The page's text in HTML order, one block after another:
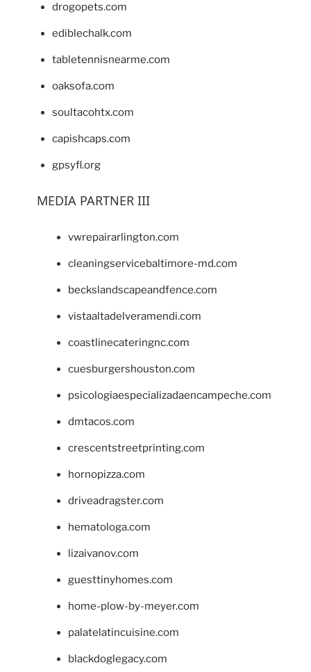
drogopets.com
ediblechalk.com
tabletennisnearme.com
oaksofa.com
soultacohtx.com
capishcaps.com
gpsyfl.org
MEDIA PARTNER III
vwrepairarlington.com
cleaningservicebaltimore-md.com
beckslandscapeandfence.com
vistaaltadelveramendi.com
coastlinecateringnc.com
cuesburgershouston.com
psicologiaespecializadaencampeche.com
dmtacos.com
crescentstreetprinting.com
hornopizza.com
driveadragster.com
hematologa.com
lizaivanov.com
guesttinyhomes.com
home-plow-by-meyer.com
palatelatincuisine.com
blackdoglegacy.com